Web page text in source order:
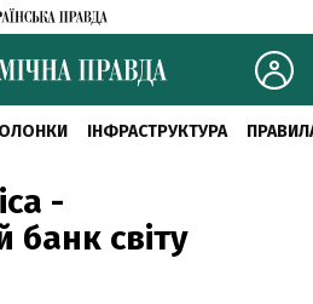
ІНФРАСТРУКТУРА
-
світу